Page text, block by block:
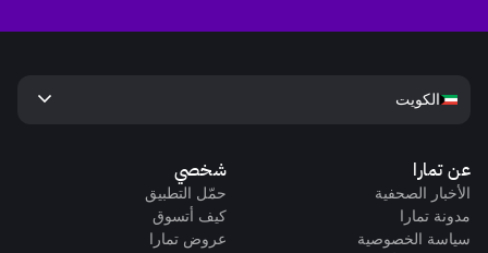
عن تمارا
الأخبار الصحفية
مدونة تمارا
سياسة الخصوصية
شخصي
حمّل التطبيق
كيف أتسوق
عروض تمارا
الكويت keyboard_arrow_down